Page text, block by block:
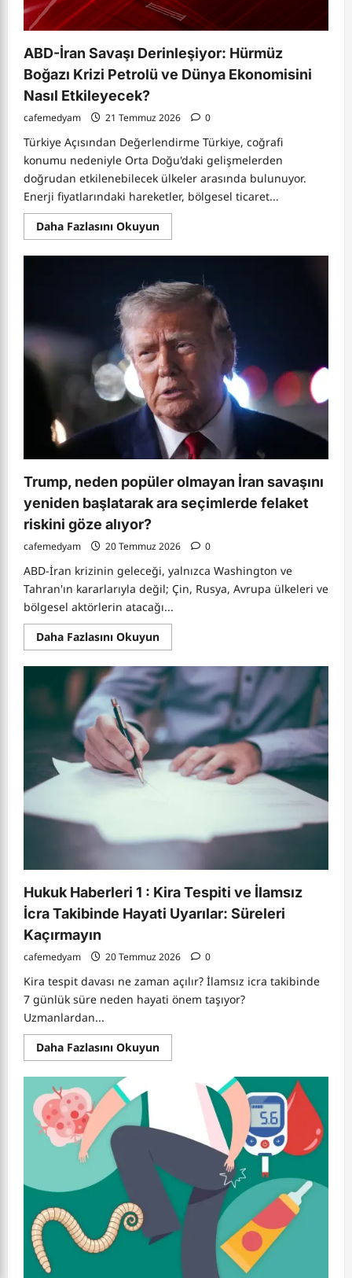
ABD-İran Savaşı Derinleşiyor: Hürmüz
Boğazı Krizi Petrolü ve Dünya Ekonomisini
Nasıl Etkileyecek?
cafemedyam 21 Temmuz 2026 0
Türkiye Açısından Değerlendirme Türkiye, coğrafi
konumu nedeniyle Orta Doğu'daki gelişmelerden
doğrudan etkilenebilecek ülkeler arasında bulunuyor.
Enerji fiyatlarındaki hareketler, bölgesel ticaret...
Daha Fazlasını OkuyunRead
more
ABD-
Savaşı
Derinleşiyor:
Hürmüz
Boğazı
Krizi
Petrolü
ve
Dünya
Ekonomisini
Nasıl
Etkileyecek?
Trump, neden popüler olmayan İran savaşını
yeniden başlatarak ara seçimlerde felaket
riskini göze alıyor?
cafemedyam 20 Temmuz 2026 0
ABD-İran krizinin geleceği, yalnızca Washington ve
Tahran'ın kararlarıyla değil; Çin, Rusya, Avrupa ülkeleri ve
bölgesel aktörlerin atacağı...
Daha Fazlasını OkuyunRead
more
Trump,
neden
popüler
olmayan
İran
savaşını
yeniden
başlatarak
ara
seçimlerde
felaket
Hukuk Haberleri 1 : Kira Tespiti ve İlamsız
İcra Takibinde Hayati Uyarılar: Süreleri
Kaçırmayın
cafemedyam 20 Temmuz 2026 0
Kira tespit davası ne zaman açılır? İlamsız icra takibinde
7 günlük süre neden hayati önem taşıyor?
Uzmanlardan...
Daha Fazlasını OkuyunRead
more
Haberleri
Tespiti
İcra
Takibinde
Hayati
Uyarılar:
Süreleri
Kaçırmayın